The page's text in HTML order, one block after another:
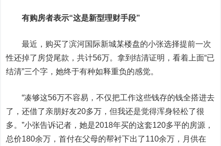
有购房者表示“这是新型理财手段”
最近，购买了滨河国际新城某楼盘的小张选择提前一次
性还掉了房贷尾款，共计56万。拿到结清证明，看着上面“已
结清”三个字，她终于有种如释重负的感觉。
“凑够这56万不容易，不仅把工作这些钱存的钱全搭进去
了，还借了亲朋好友20多万，但我还是觉得浑身轻松了很
多。”小张告诉记者，她是2018年买的这套120多平的房源，
总价180余万，首付在父母的帮衬下出了110余万，月供在